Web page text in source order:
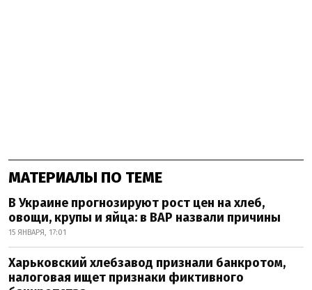
МАТЕРИАЛЫ ПО ТЕМЕ
В Украине прогнозируют рост цен на хлеб,
овощи, крупы и яйца: в ВАР назвали причины
15 ЯНВАРЯ, 17:01
Харьковский хлебзавод признали банкротом,
налоговая ищет признаки фиктивного